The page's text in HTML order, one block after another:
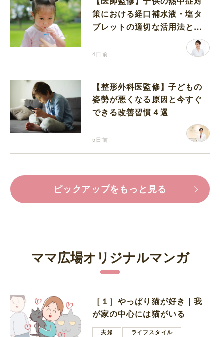
策における経口補水液・塩タ
ブレットの適切な活用法と水
4日前
【整形外科医監修】子どもの
姿勢が悪くなる原因と今すぐ
できる改善習慣４選
5日前
ピックアップをもっと見る
ママ広場オリジナルマンガ
［１］やっぱり猫が好き｜我
が家の中心には猫がいる
夫婦
ライフスタイル